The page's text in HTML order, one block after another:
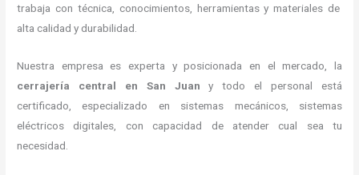
trabaja con técnica, conocimientos, herramientas y materiales de
alta calidad y durabilidad.
Nuestra empresa es experta y posicionada en el mercado, la
cerrajería central en San Juan y todo el personal está
certificado, especializado en sistemas mecánicos, sistemas
eléctricos digitales, con capacidad de atender cual sea tu
necesidad.